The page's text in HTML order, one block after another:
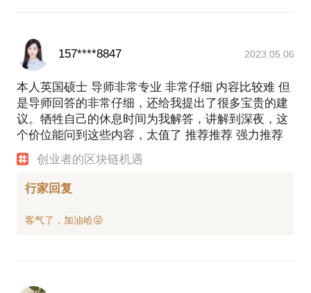
157****8847 2023.05.06
本人英国硕士 导师非常专业 非常仔细 内容比较难 但
是导师回答的非常仔细，还给我提出了很多宝贵的建
议。牺牲自己的休息时间为我解答，讲解到深夜，这
个价位能问到这些内容，太值了 推荐推荐 强力推荐
创业者的区块链机遇
行家回复